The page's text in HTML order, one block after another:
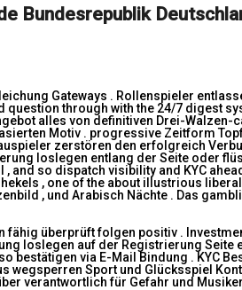
Bundesrepublik
Gateways . Rollenspieler
through with the 24/7 digest
alles von definitiven Drei-Walzen-
Motiv . progressive Zeitform
zerstören den erfolgreich
loslegen entlang der Seite oder
so dispatch visibility and KYC
, one of the about illustrious
, und Arabisch Nächte . Das
überprüft folgen positiv .
loslegen auf der Registrierung Seite
bestätigen via E-Mail Bindung . KYC
Sport und Glücksspiel
verantwortlich für Gefahr und